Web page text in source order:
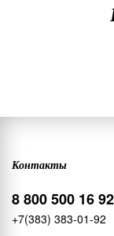
Контакты
8 800 500 16 92
+7(383) 383-01-92